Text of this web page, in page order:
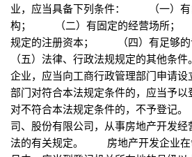
业，应当具备下列条件： （一）有
构； （二）有固定的经营场所；
规定的注册资本； （四）有足够
（五）法律、行政法规规定的其他
企业，应当向工商行政管理部门申请
部门对符合本法规定条件的，应当予以
对不符合本法规定条件的，不予登
司、股份有限公司，从事房地产开发
法的有关规定。 房地产开发企业在